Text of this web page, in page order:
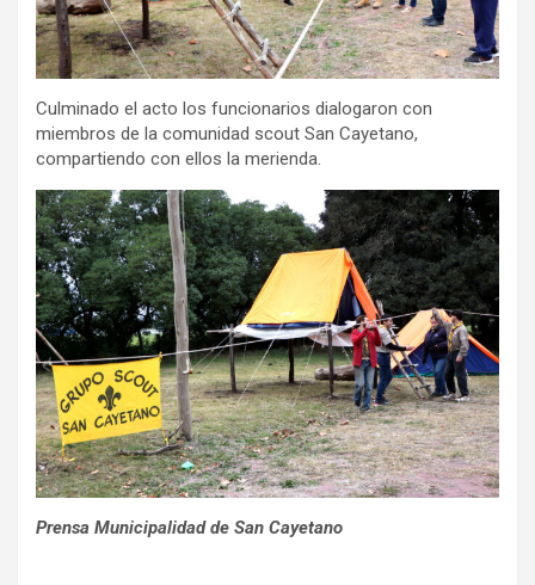
Culminado el acto los funcionarios dialogaron con
miembros de la comunidad scout San Cayetano,
compartiendo con ellos la merienda.
Prensa Municipalidad de San Cayetano